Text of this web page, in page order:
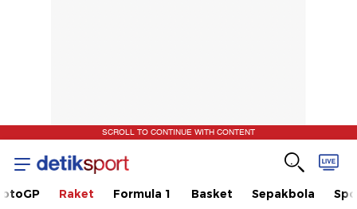
SCROLL TO CONTINUE WITH CONTENT
Raket Formula 1 Basket Sepakbola